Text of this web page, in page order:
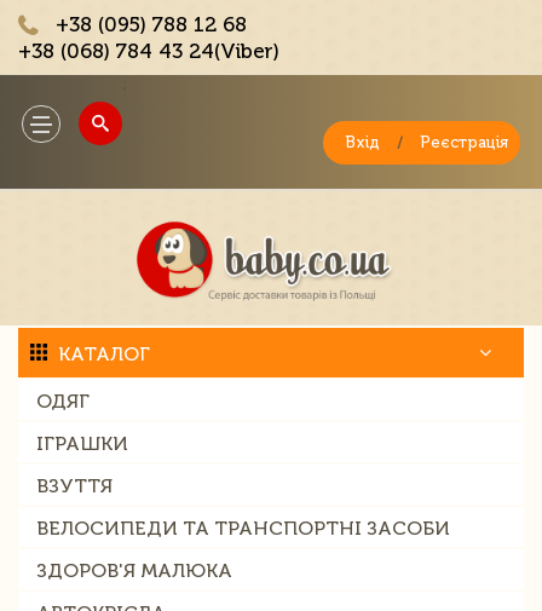
+38 (095) 788 12 68
+38 (068) 784 43 24(Viber)
Toggle
navigation
Вхід / Реєстрація
КАТАЛОГ
ОДЯГ
ІГРАШКИ
ВЗУТТЯ
ВЕЛОСИПЕДИ ТА ТРАНСПОРТНІ ЗАСОБИ
ЗДОРОВ'Я МАЛЮКА